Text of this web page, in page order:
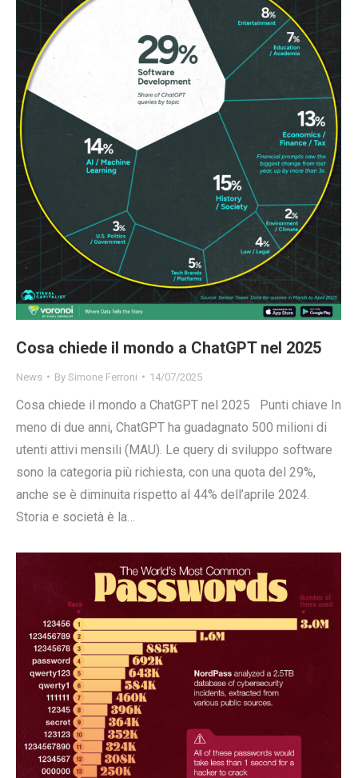
Cosa chiede il mondo a ChatGPT nel 2025
News By Simone Ferroni 14/07/2025
Cosa chiede il mondo a ChatGPT nel 2025 Punti chiave In
meno di due anni, ChatGPT ha guadagnato 500 milioni di
utenti attivi mensili (MAU). Le query di sviluppo software
sono la categoria più richiesta, con una quota del 29%,
anche se è diminuita rispetto al 44% dell’aprile 2024.
Storia e società è la…